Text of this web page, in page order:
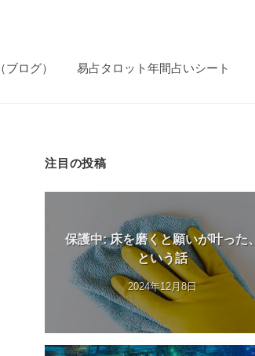
ログ） 易占タロット年間占いシート
注目の投稿
保護中: 床を磨くと願いが叶った、
という話
2024年12月8日